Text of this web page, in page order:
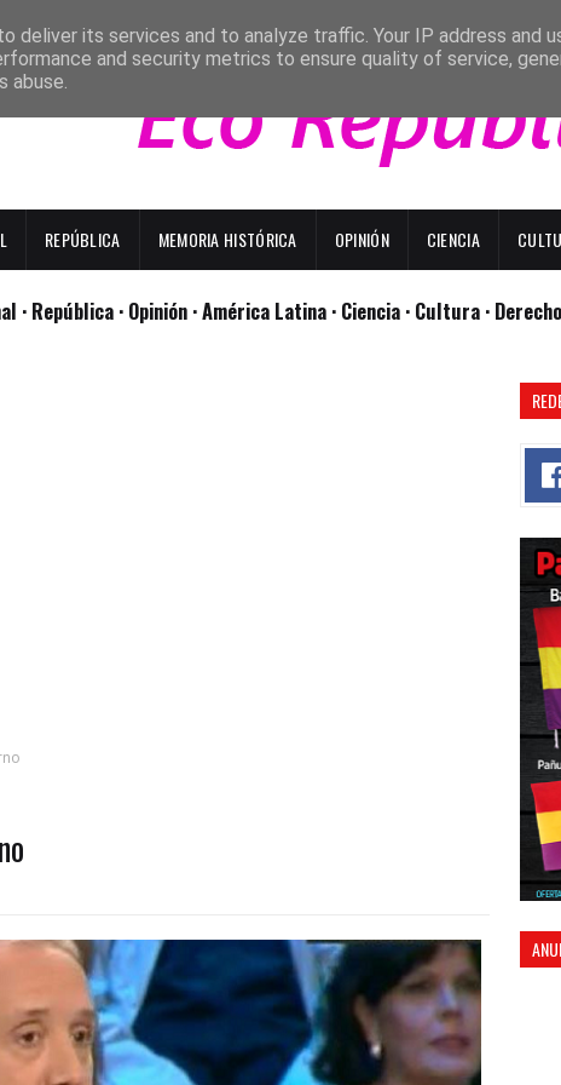
REPÚBLICA MEMORIA HISTÓRICA OPINIÓN CIENCIA
· República · Opinión · América Latina · Ciencia · Cultura ·
deliver its services and to analyze traffic. Your IP address and
and security metrics to ensure quality of service,
abuse.